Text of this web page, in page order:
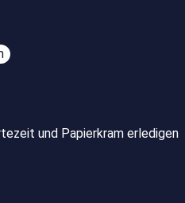
und Papierkram erledigen